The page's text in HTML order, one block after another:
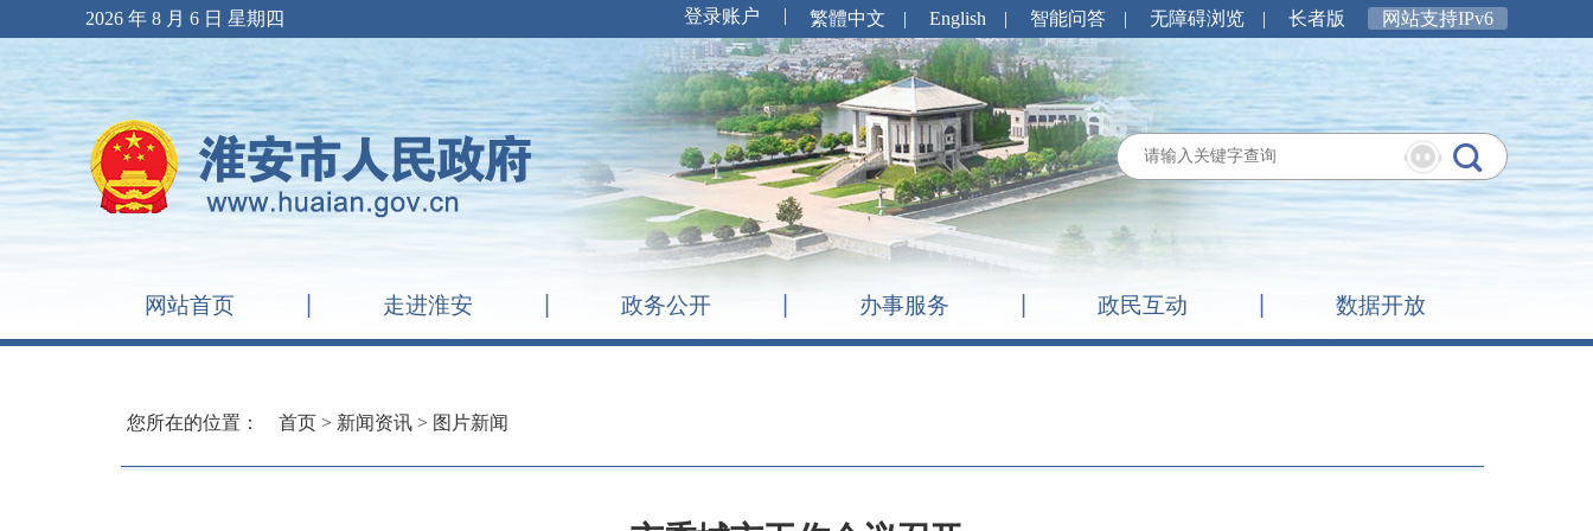
2026 年 8 月 6 日 星期四 繁體中文 | English | 智能问答 | 无障碍浏览 | 长者版 网站支持IPv6
网站首页 走进淮安 政务公开 办事服务 政民互动 数据开放
您所在的位置： 首页 > 新闻资讯 > 图片新闻